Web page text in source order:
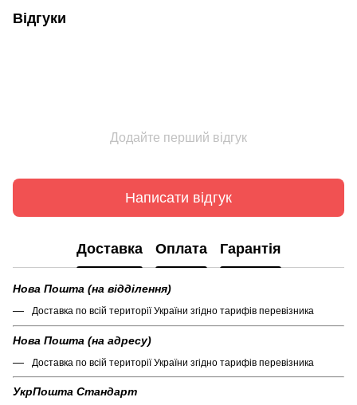
Відгуки
Додайте перший відгук
Написати відгук
Доставка Оплата Гарантія
Нова Пошта (на відділення)
Доставка по всій території України згідно тарифів перевізника
Нова Пошта (на адресу)
Доставка по всій території України згідно тарифів перевізника
УкрПошта Стандарт